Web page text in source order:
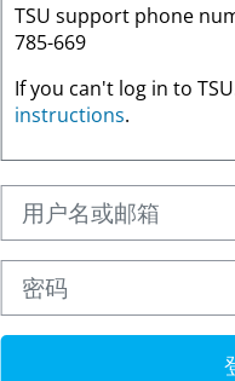
TSU support phone
785-669
If you can't log in to
instructions.